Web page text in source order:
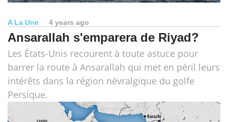
A La Une 4 years ago
Ansarallah s'emparera de Riyad?
Les États-Unis recourent à toute astuce pour
barrer la route à Ansarallah qui met en péril leurs
intérêts dans la région névralgique du golfe
Persique.